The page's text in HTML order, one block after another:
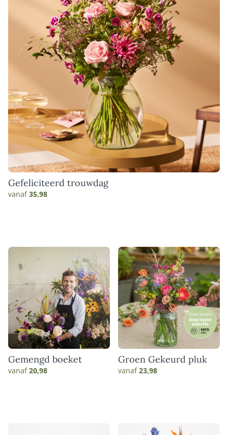
Gefeliciteerd trouwdag
vanaf35,98
Gemengd boeket
vanaf20,98
Groen Gekeurd pluk
vanaf23,98